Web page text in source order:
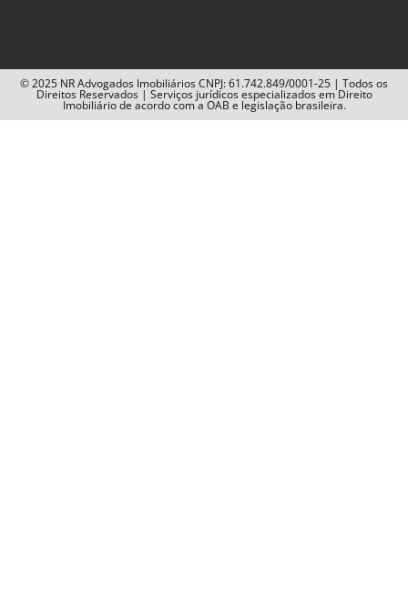
© 2025 NR Advogados Imobiliários CNPJ: 61.742.849/0001-25 | Todos os
Direitos Reservados | Serviços jurídicos especializados em Direito
Imobiliário de acordo com a OAB e legislação brasileira.